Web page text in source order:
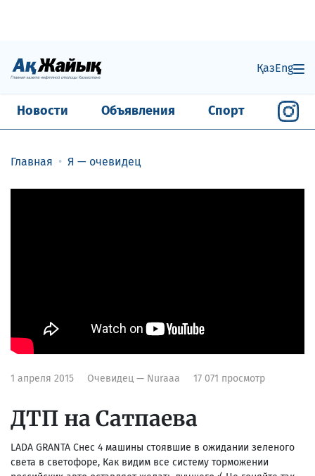
ҚазEng
Новости Объявления Спорт
Главная Я — очевидец
1 апреля 2015 Очевидец — Nuraaa 17 071 просмотр
ДТП на Сатпаева
LADA GRANTA Снес 4 машины стоявшие в ожидании зеленого
света в светофоре, Как видим все систему торможении